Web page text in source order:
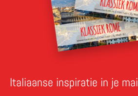
Italiaanse inspiratie in je